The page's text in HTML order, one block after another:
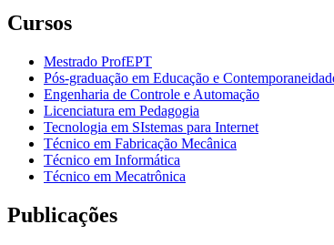
Cursos
Mestrado ProfEPT
Pós-graduação em Educação e
Engenharia de Controle e Automação
Licenciatura em Pedagogia
Tecnologia em SIstemas para Internet
Técnico em Fabricação Mecânica
Técnico em Informática
Técnico em Mecatrônica
Publicações